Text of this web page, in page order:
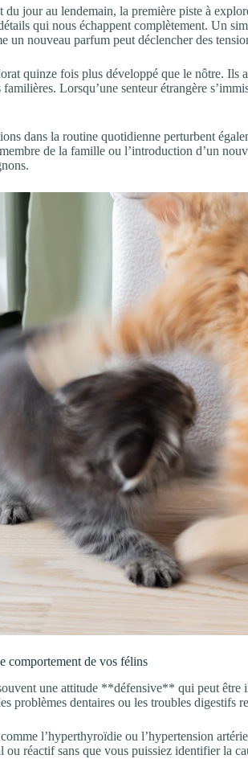
du jour au lendemain, la première piste à
qui nous échappent complètement. Un
un nouveau parfum peut déclencher des
quinze fois plus développé que le nôtre. Ils
Lorsqu’une senteur étrangère
dans la routine quotidienne perturbent
de la famille ou l’introduction d’un
comportement de vos félins
une attitude **défensive** qui peut être
problèmes dentaires ou les troubles digestifs
l’hyperthyroïdie ou l’hypertension
réactif sans que vous puissiez identifier la